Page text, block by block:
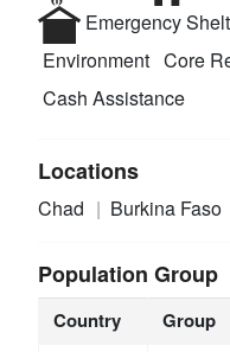
Emergency
Environment Core
Cash Assistance
Locations
Chad Burkina Faso
Population Group
Country Group